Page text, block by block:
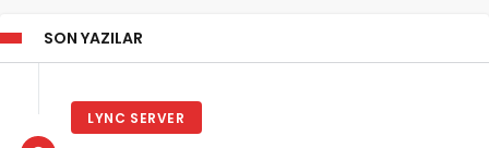
SON YAZILAR
LYNC SERVER